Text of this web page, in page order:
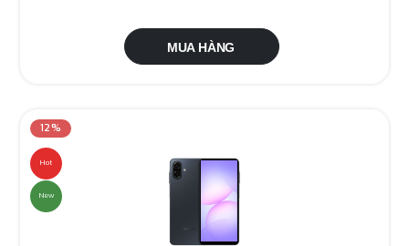
MUA HÀNG
12%
Hot
New